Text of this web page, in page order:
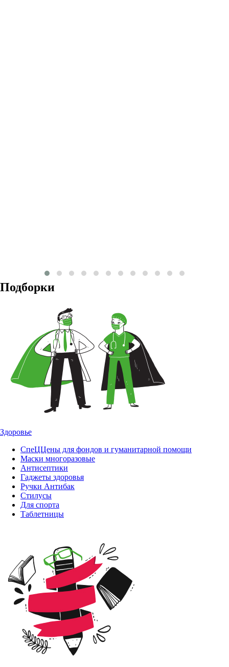
Подборки
Здоровье
СпеЦЦены для фондов и гуманитарной помощи
Маски многоразовые
Антисептики
Гаджеты здоровья
Ручки Антибак
Стилусы
Для спорта
Таблетницы